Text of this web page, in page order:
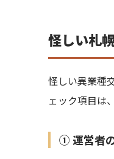
怪しい札
怪しい異業種
ェック項目は
① 運営者